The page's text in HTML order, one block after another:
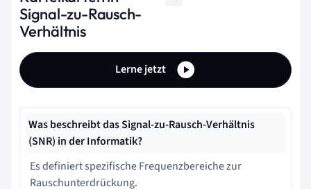
Signal-zu-Rausch-
Verhältnis
Lerne jetzt
Was beschreibt das Signal-zu-Rausch-Verhältnis
(SNR) in der Informatik?
Es definiert spezifische Frequenzbereiche zur
Rauschunterdrückung.